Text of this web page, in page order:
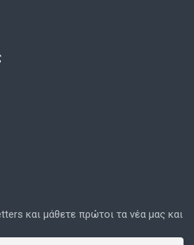
και μάθετε πρώτοι τα νέα μας και